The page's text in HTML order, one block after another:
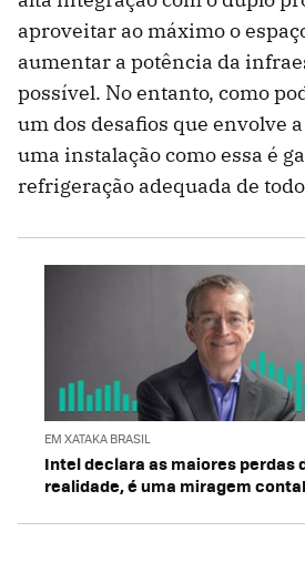
aproveitar ao máximo o
aumentar a potência da
possível. No entanto, como
um dos desafios que envolve
uma instalação como essa é
refrigeração adequada de
EM XATAKA BRASIL
Intel declara as maiores perdas
realidade, é uma miragem